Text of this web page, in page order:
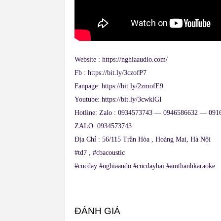
Website : https://nghiaaudio.com/
Fb : https://bit.ly/3czofP7
Fanpage: https://bit.ly/2zmofE9
Youtube: https://bit.ly/3cwklGI
Hotline: Zalo : 0934573743 — 0946586632 —
ZALO: 0934573743
Địa Chỉ : 56/115 Trần Hòa , Hoàng Mai, Hà Nội
#td7 , #cbacoustic
#cucday #nghiaaudo #cucdaybai #amthanhkaraoke
ĐÁNH GIÁ